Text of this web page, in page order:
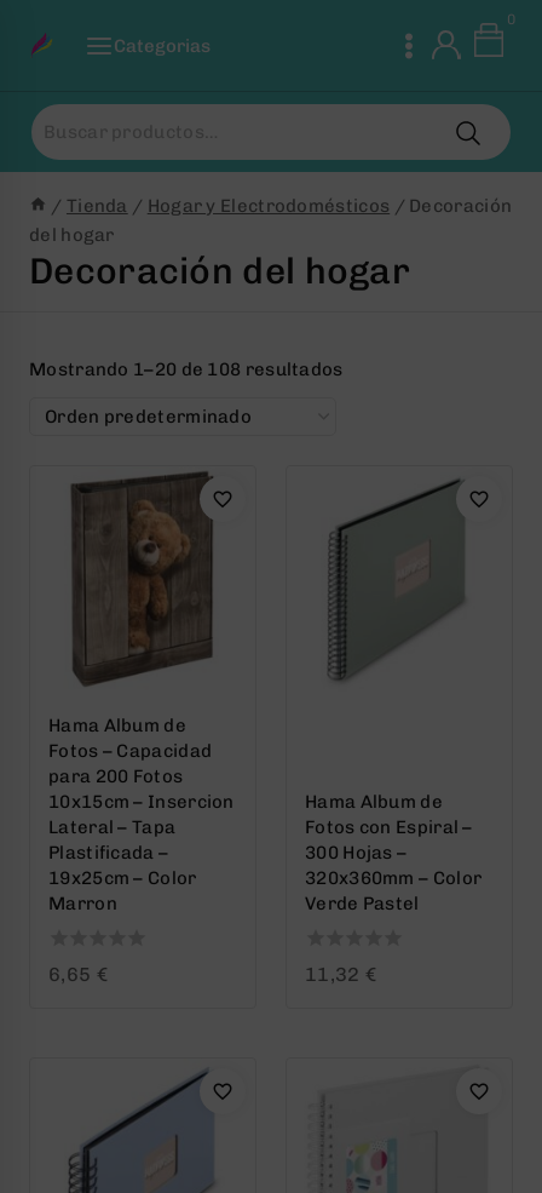
Categorias
0
Buscar
por:
/ Tienda / Hogar y Electrodomésticos / Decoración
del hogar
Decoración del hogar
Mostrando 1–20 de 108 resultados
Hama Album de
Fotos – Capacidad
para 200 Fotos
10x15cm – Insercion
Lateral – Tapa
Plastificada –
19x25cm – Color
Marron
0
6,65 €
Hama Album de
Fotos con Espiral –
300 Hojas –
320x360mm – Color
Verde Pastel
011,32 €